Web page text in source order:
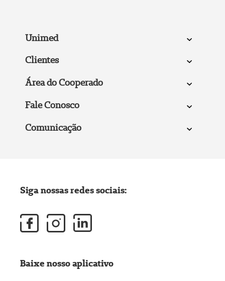
Unimed
Clientes
Área do Cooperado
Fale Conosco
Comunicação
Siga nossas redes sociais:
Baixe nosso aplicativo